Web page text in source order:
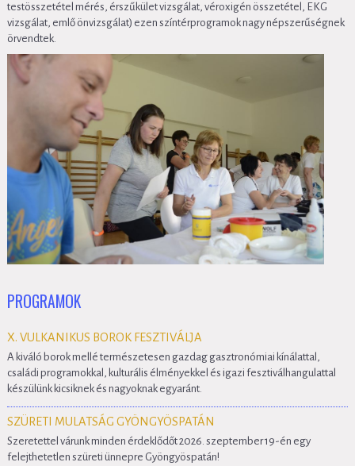
testösszetétel mérés, érszűkület vizsgálat, véroxigén összetétel, EKG
vizsgálat, emlő önvizsgálat) ezen színtérprogramok nagy népszerűségnek
örvendtek.
PROGRAMOK
X. VULKANIKUS BOROK FESZTIVÁLJA
A kiváló borok mellé természetesen gazdag gasztronómiai kínálattal,
családi programokkal, kulturális élményekkel és igazi fesztiválhangulattal
készülünk kicsiknek és nagyoknak egyaránt.
SZÜRETI MULATSÁG GYÖNGYÖSPATÁN
Szeretettel várunk minden érdeklődőt 2026. szeptember 19-én egy
felejthetetlen szüreti ünnepre Gyöngyöspatán!